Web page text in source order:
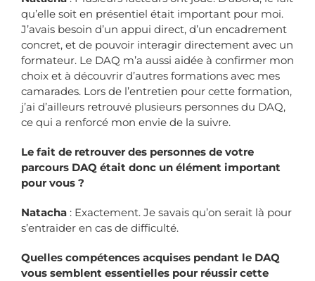
qu’elle soit en présentiel était important pour moi.
J’avais besoin d’un appui direct, d’un encadrement
concret, et de pouvoir interagir directement avec un
formateur. Le DAQ m’a aussi aidée à confirmer mon
choix et à découvrir d’autres formations avec mes
camarades. Lors de l’entretien pour cette formation,
j’ai d’ailleurs retrouvé plusieurs personnes du DAQ,
ce qui a renforcé mon envie de la suivre.
Le fait de retrouver des personnes de votre
parcours DAQ était donc un élément important
pour vous ?
Natacha : Exactement. Je savais qu’on serait là pour
s’entraider en cas de difficulté.
Quelles compétences acquises pendant le DAQ
vous semblent essentielles pour réussir cette